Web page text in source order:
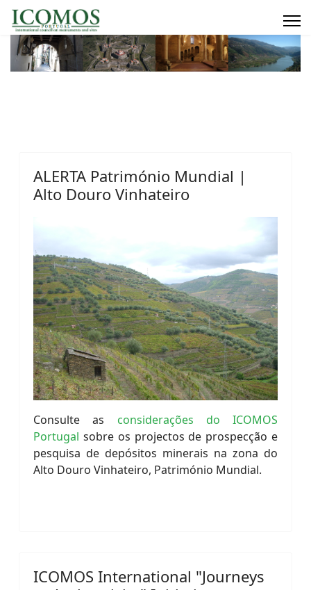
ALERTA Património Mundial |
Alto Douro Vinhateiro
Consulte as considerações do ICOMOS
Portugal sobre os projectos de prospecção e
pesquisa de depósitos minerais na zona do
Alto Douro Vinhateiro, Património Mundial.
ICOMOS International "Journeys